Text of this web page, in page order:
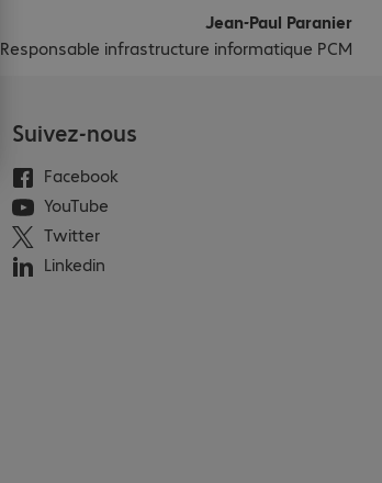
Jean-Paul Paranier
Responsable infrastructure informatique PCM
Suivez-nous
Facebook
YouTube
Twitter
Linkedin